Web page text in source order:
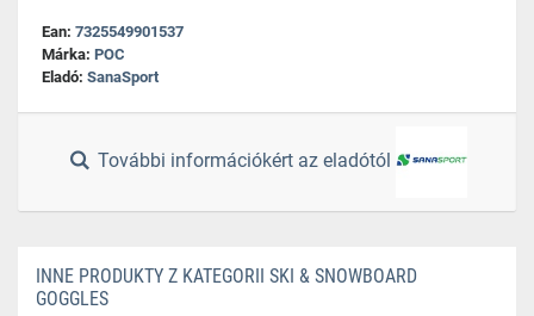
Ean: 7325549901537
Márka: POC
Eladó: SanaSport
További információkért az eladótól
INNE PRODUKTY Z KATEGORII SKI & SNOWBOARD
GOGGLES